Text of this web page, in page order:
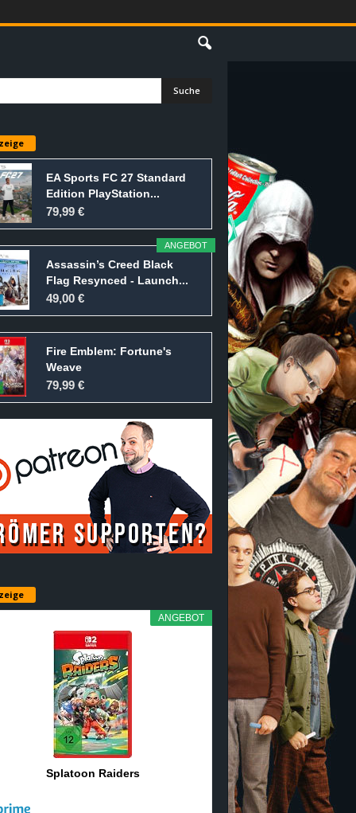
EA Sports FC 27 Standard
Edition PlayStation...
79,99 €
ANGEBOT
Assassin’s Creed Black
Flag Resynced - Launch...
49,00 €
Fire Emblem: Fortune's
Weave
79,99 €
ANGEBOT
Splatoon Raiders